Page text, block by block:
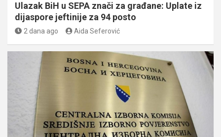
Ulazak BiH u SEPA znači za građane: Uplate iz
dijaspore jeftinije za 94 posto
2 dana ago Aida Seferović